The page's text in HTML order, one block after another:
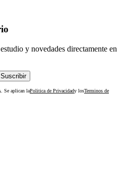
y novedades directamente en
Suscribir
Se aplican laPolitica de Privacidady losTerminos de